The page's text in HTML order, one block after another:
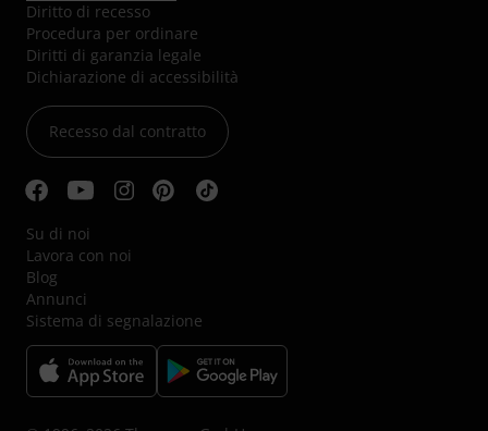
Diritto di recesso
Procedura per ordinare
Diritti di garanzia legale
Dichiarazione di accessibilità
Recesso dal contratto
Su di noi
Lavora con noi
Blog
Annunci
Sistema di segnalazione